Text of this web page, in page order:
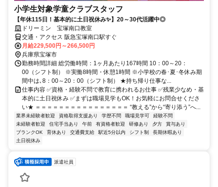
小学生対象学童クラブスタッフ
【年休115日！基本的に土日祝休み✨】20～30代活躍中◎
ドリーミン 宝塚南口教室
交通・アクセス 阪急宝塚南口駅すぐ
月給229,500円～266,500円
兵庫県宝塚市
勤務時間詳細 総労働時間：1ヶ月あたり167時間 10：00～20：
00（シフト制） ※実働8時間・休憩1時間 ※小学校の春･夏･冬休み期
間中は､8：00～20：00（シフト制） ★持ち帰り仕事な...
仕事内容 ✅資格・経験不問で教育に携われるお仕事 ✅残業少なめ・基
本的に土日祝休み ✅まずは職場見学もOK！お気軽にお問合せくださ
い★ ＝＝＝＝＝＝＝＝＝＝＝＝＝＝＝＝ “教える”から“寄り添う”へ...
業界未経験者歓迎 資格取得支援あり 学歴不問 職場見学可
経験不問
未経験者歓迎
住宅手当あり 午前 有資格者歓迎 研修あり 夕方
賞与あり
ブランクOK
育休あり 交通費支給 駅近5分以内 シフト制
長期休暇あり
土日祝休み
派遣社員